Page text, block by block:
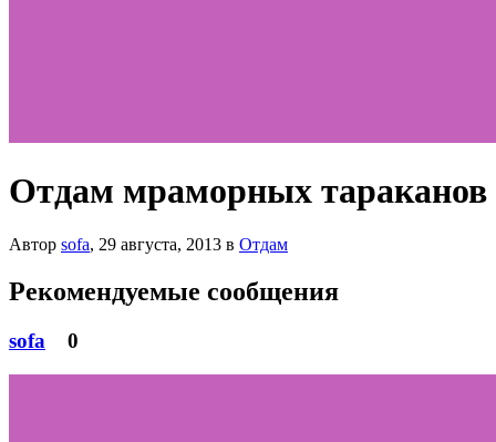
Отдам мраморных тараканов
Автор sofa, 29 августа, 2013 в Отдам
Рекомендуемые сообщения
sofa 0